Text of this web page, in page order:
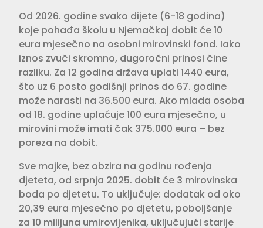
Od 2026. godine svako dijete (6-18 godina)
koje pohađa školu u Njemačkoj dobit će 10
eura mjesečno na osobni mirovinski fond. Iako
iznos zvuči skromno, dugoročni prinosi čine
razliku. Za 12 godina država uplati 1440 eura,
što uz 6 posto godišnji prinos do 67. godine
može narasti na 36.500 eura. Ako mlada osoba
od 18. godine uplaćuje 100 eura mjesečno, u
mirovini može imati čak 375.000 eura – bez
poreza na dobit.
Sve majke, bez obzira na godinu rođenja
djeteta, od srpnja 2025. dobit će 3 mirovinska
boda po djetetu. To uključuje: dodatak od oko
20,39 eura mjesečno po djetetu, poboljšanje
za 10 milijuna umirovljenika, uključujući starije